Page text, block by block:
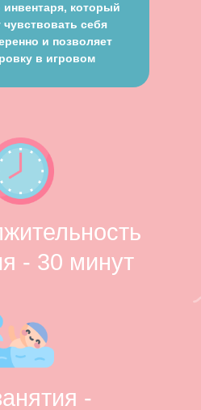
который
чувствовать себя
и позволяет
в игровом
- 30 минут
-